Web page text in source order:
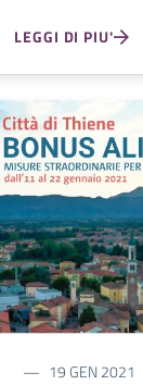
LEGGI DI PIU'
19 GEN 2021